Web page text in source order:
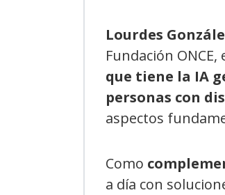
Lourdes
Fundación
que tiene la IA
personas con
aspectos
Como
a día con